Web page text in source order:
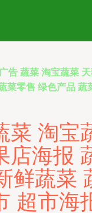
告 蔬菜 淘宝蔬菜
菜零售 绿色产品
菜 淘宝
店海报
鲜蔬菜
超市海